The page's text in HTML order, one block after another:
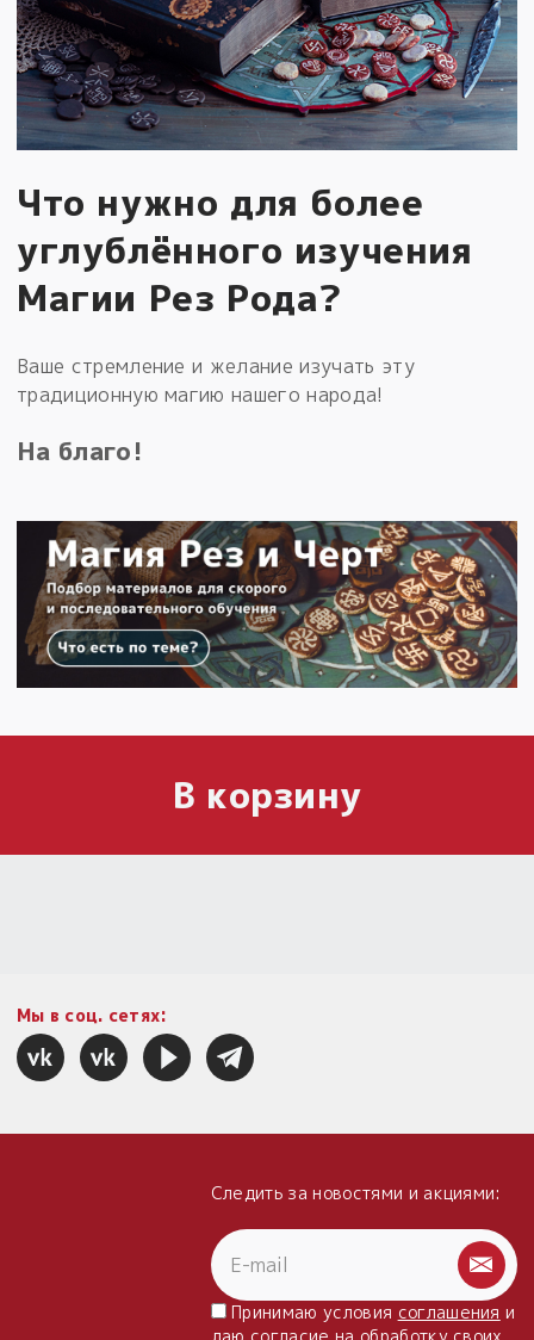
Что нужно для более
углублённого изучения
Магии Рез Рода?
Ваше стремление и желание изучать эту
традиционную магию нашего народа!
На благо!
В корзину
Мы в соц. сетях:
Следить за новостями и акциями:
Принимаю условия соглашения и